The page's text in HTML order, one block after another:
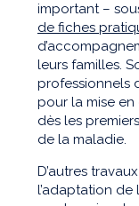
important –
de fiches
leurs familles.
professionnels
pour la mise
dès les
de la maladie.
D’autres
l’adaptation